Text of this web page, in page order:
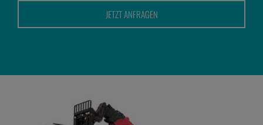
Kontakt
Karriere
JETZT ANFRAGEN